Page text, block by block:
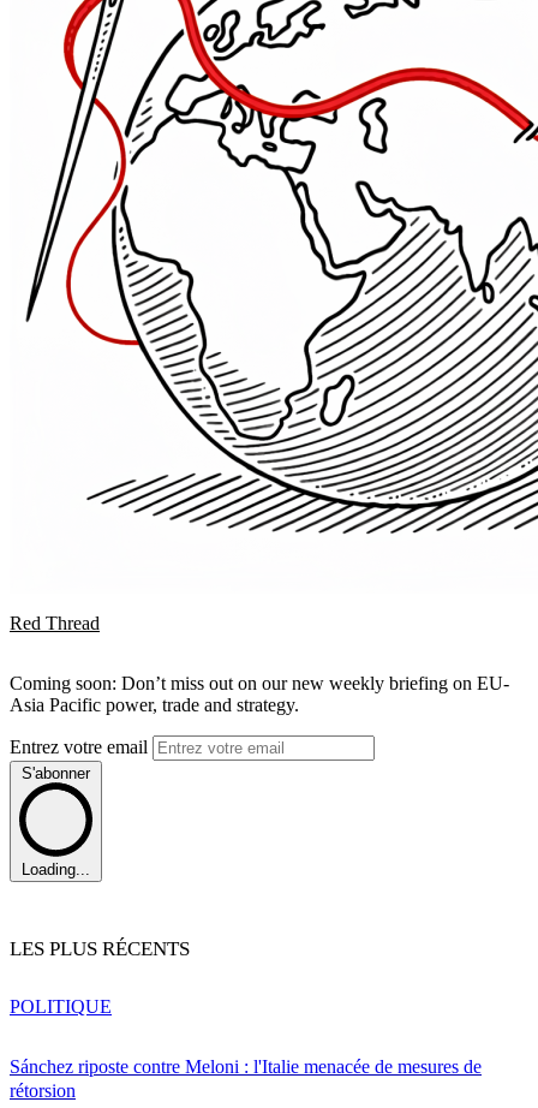
Red Thread
Coming soon: Don’t miss out on our new weekly briefing on EU-
Asia Pacific power, trade and strategy.
Entrez votre email
S'abonner
Loading...
LES PLUS RÉCENTS
Sánchez riposte contre Meloni : l'Italie menacée de mesures de
rétorsion
POLITIQUE